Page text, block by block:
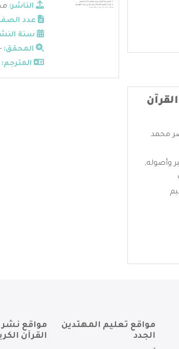
الناشر:
عدد
سنة
المحقق:
المترجم:
محمد
وأصوله,
مواقع تعليم المهتدين
الجدد
مواقع نشر
القرآن